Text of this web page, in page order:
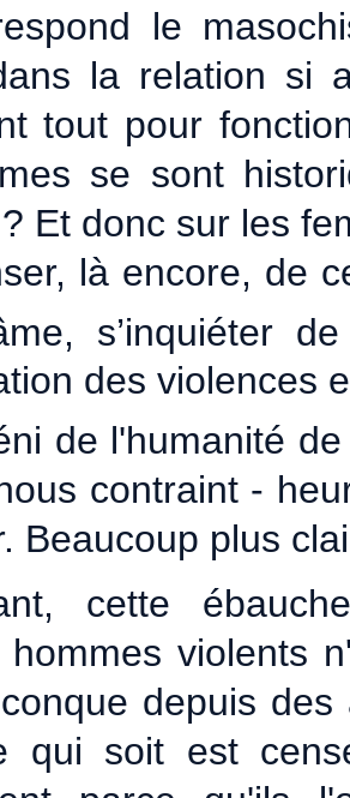
le
la relation si
tout pour
se sont
Et donc sur les
là encore, de
s’inquiéter
des violences
de l'humanité
contraint -
Beaucoup plus
cette
hommes violents
depuis
qui soit est